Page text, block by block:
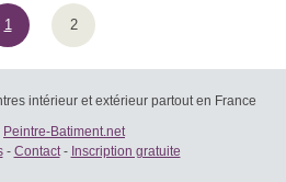
1 2
intérieur et extérieur partout en France
Peintre-Batiment.net
- Contact- Inscription gratuite